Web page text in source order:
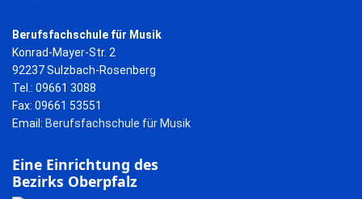
Berufsfachschule für Musik
Konrad-Mayer-Str. 2
92237 Sulzbach-Rosenberg
Tel.: 09661 3088
Fax: 09661 53551
Email: Berufsfachschule für Musik
Eine Einrichtung des
Bezirks Oberpfalz